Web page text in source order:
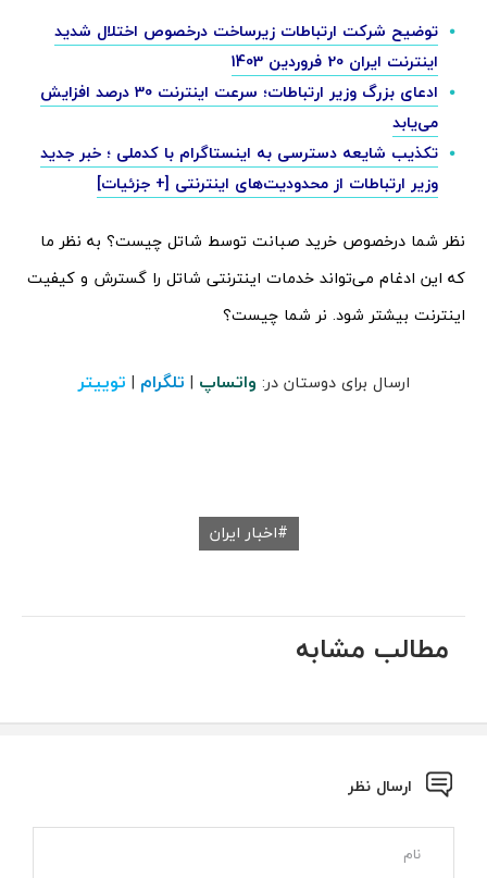
توضیح شرکت ارتباطات زیرساخت درخصوص اختلال شدید
اینترنت ایران 20 فروردین 1403
ادعای بزرگ وزیر ارتباطات؛ سرعت اینترنت 30 درصد افزایش
می‌یابد
تکذیب شایعه دسترسی به اینستاگرام با کدملی ؛ خبر جدید
وزیر ارتباطات از محدودیت‌های اینترنتی [+ جزئیات]
نظر شما درخصوص خرید صبانت توسط شاتل چیست؟ به نظر ما
که این ادغام می‌تواند خدمات اینترنتی شاتل را گسترش و کیفیت
اینترنت بیشتر شود. نر شما چیست؟
ارسال برای دوستان در: واتساپ | تلگرام | توییتر
اخبار ایران
مطالب مشابه
ارسال نظر